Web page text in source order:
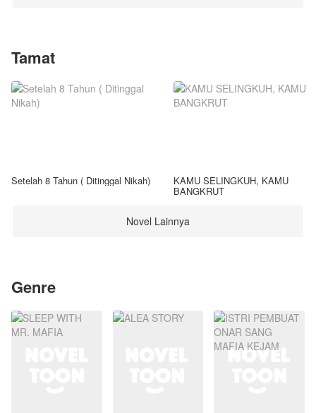
Tamat
Setelah 8 Tahun ( Ditinggal Nikah) KAMU SELINGKUH, KAMU
BANGKRUT
Novel Lainnya
Genre